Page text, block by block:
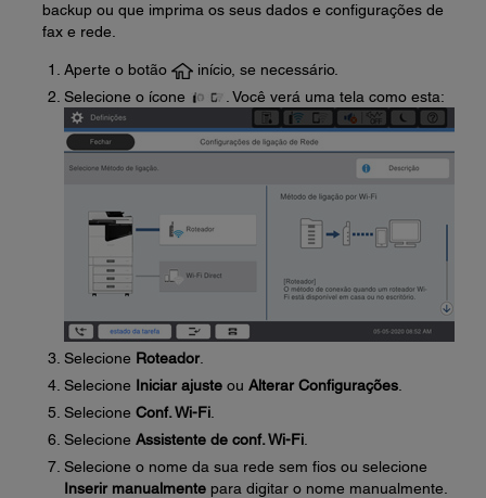
backup ou que imprima os seus dados e configurações de
fax e rede.
Aperte o botão
início, se necessário.
Selecione o ícone
. Você verá uma tela como esta:
Selecione Roteador.
Selecione Iniciar ajuste ou Alterar Configurações
Selecione Conf. Wi-Fi
Selecione Assistente de conf. Wi-Fi
Selecione o nome da sua rede sem fios ou selecione
Inserir manualmente para digitar o nome manualmente.